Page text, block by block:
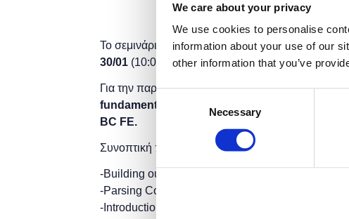
We care about your privacy
We use cookies to personalise
information about your use of our
other information that you’ve
Selection
Necessary
Το σεμινάριο θα έχει τρεις φάσεις, κάθως οι
30/01 (10:00-14:00).
Για την παρακολούθηση του απαιτείται η
fundamentals-BC FE, Advanced Javascript-
BC FE.
Συνοπτική παρουσίαση σεμιναρίου:
-Building our first CLI with Node.JS
-Parsing Command Line Arguments
-Introduction to Child Processes